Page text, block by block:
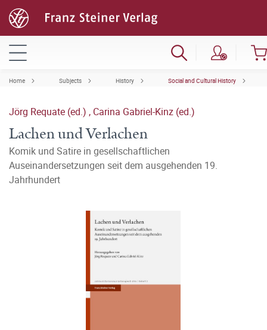
Home Subjects History Social and Cultural History
Jörg Requate (ed.) , Carina Gabriel-Kinz (ed.)
Lachen und Verlachen
Komik und Satire in gesellschaftlichen
Auseinandersetzungen seit dem ausgehenden 19.
Jahrhundert